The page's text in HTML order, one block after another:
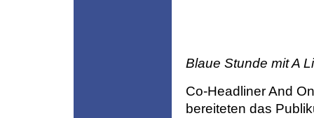
Blaue Stunde mit A
Co-Headliner And
bereiteten das